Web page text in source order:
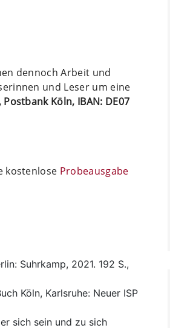
dennoch Arbeit und
und Leser um eine
Köln, IBAN: DE07
kostenlose Probeausgabe
Suhrkamp, 2021. 192 S.,
Köln, Karlsruhe: Neuer ISP
sich sein und zu sich